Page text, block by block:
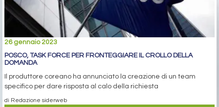
26 gennaio 2023
POSCO, TASK FORCE PER FRONTEGGIARE IL CROLLO DELLA
DOMANDA
Il produttore coreano ha annunciato la creazione di un team
specifico per dare risposta al calo della richiesta
di Redazione siderweb